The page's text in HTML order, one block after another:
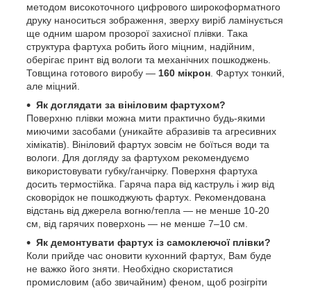
методом високоточного цифрового широкоформатного
друку наноситься зображення, зверху виріб ламінується
ще одним шаром прозорої захисної плівки. Така
структура фартуха робить його міцним, надійним,
оберігає принт від вологи та механічних пошкоджень.
Товщина готового виробу — 160 мікрон . Фартух тонкий,
але міцний.
Як доглядати за вініловим фартухом?
Поверхню плівки можна мити практично будь-якими
миючими засобами (уникайте абразивів та агресивних
хімікатів). Вініловий фартух зовсім не боїться води та
вологи. Для догляду за фартухом рекомендуємо
використовувати губку/ганчірку. Поверхня фартуха
досить термостійка. Гаряча пара від каструль і жир від
сковорідок не пошкоджують фартух. Рекомендована
відстань від джерела вогню/тепла — не менше 10-20
см, від гарячих поверхонь — не менше 7–10 см.
Як демонтувати фартух із самоклеючої плівки?
Коли прийде час оновити кухонний фартух, Вам буде
не важко його зняти. Необхідно скористатися
промисловим (або звичайним) феном, щоб розігріти